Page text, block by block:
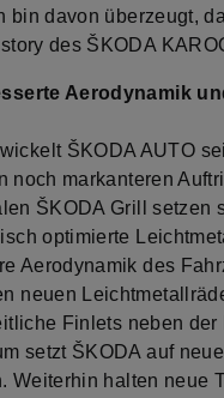
bin davon überzeugt,
des ŠKODA
Aerodynamik
ŠKODA AUTO
noch markanteren
ŠKODA Grill setzen
optimierte
Aerodynamik des
neuen
Finlets neben
setzt ŠKODA auf
Weiterhin halten neue